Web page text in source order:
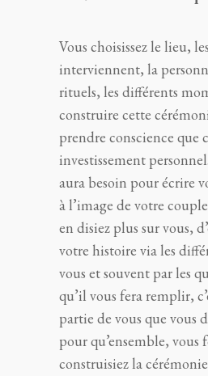
Vous choisissez le lieu,
interviennent, la
rituels, les différents
construire cette
prendre conscience que
investissement
aura besoin pour écrire
à l’image de votre
en disiez plus sur vous,
votre histoire via les
vous et souvent par les
qu’il vous fera remplir,
partie de vous que vous
pour qu’ensemble, vous
construisiez la